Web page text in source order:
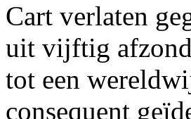
Cart verlaten
uit vijftig
tot een
consequent